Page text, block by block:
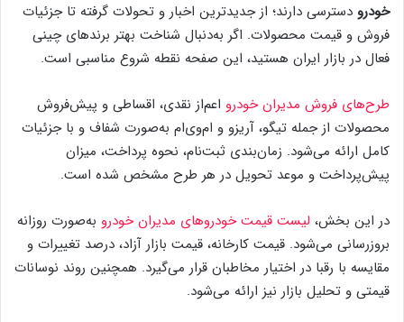
خودرو دسترسی دارند؛ از جدیدترین اخبار و تحولات گرفته تا جزئیات
فروش و قیمت محصولات. اگر به‌دنبال شناخت بهتر برندهای چینی
فعال در بازار ایران هستید، این صفحه نقطه شروع مناسبی است.
طرح‌های فروش مدیران خودرو اعم‌از نقدی، اقساطی و پیش‌فروش
محصولات از جمله تیگو، آریزو و ام‌وی‌ام به‌صورت شفاف و با جزئیات
کامل ارائه می‌شود. زمان‌بندی ثبت‌نام، نحوه پرداخت، میزان
پیش‌پرداخت و موعد تحویل در هر طرح مشخص شده است.
در این بخش، لیست قیمت خودروهای مدیران خودرو به‌صورت روزانه
بروزرسانی می‌شود. قیمت کارخانه، قیمت بازار آزاد، درصد تغییرات و
مقایسه با رقبا در اختیار مخاطبان قرار می‌گیرد. همچنین روند نوسانات
قیمتی و تحلیل بازار نیز ارائه می‌شود.